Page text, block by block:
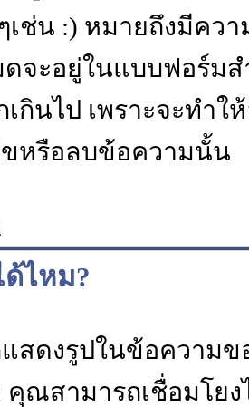
ช่น :) หมายถึงมีคว
จะอยู่ในแบบฟอร์ม
กินไป เพราะจะทำใ
หรือลบข้อความนั้น
ไหม?
สดงรูปในข้อความ
ณสามารถเชื่อมโยง